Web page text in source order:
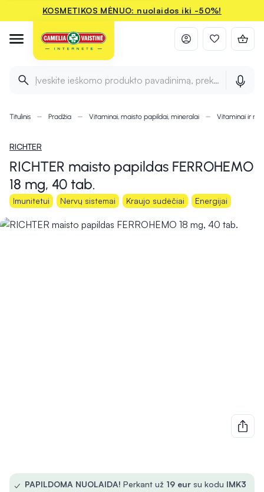
KOSMETIKOS MĖNUO: nuolaidos iki -50%!
Įveskite ieškomo produkto pavadinimą, prekės ženklą ir
Titulinis Pradžia Vitaminai, maisto papildai, mineralai Vitaminai ir
RICHTER
RICHTER maisto papildas FERROHEMO
18 mg, 40 tab.
Imunitetui Nervų sistemai Kraujo sudėčiai Energijai
✓ PAPILDOMA NUOLAIDA! Perkant už 19 eur su kodu IMK3